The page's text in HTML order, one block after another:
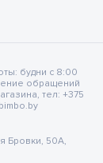
будни с 8:00
обращений
тел: +375
Бровки, 50А,